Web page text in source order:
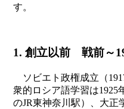
す。
1. 創立以前 戦前～
ソビエト政権成立（
衆的ロシア語学習は1925
のJR東神奈川駅）、大正